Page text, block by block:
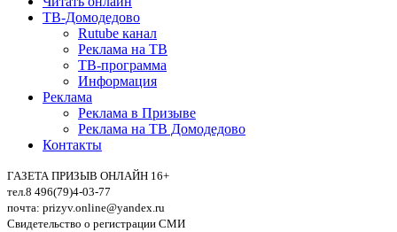
ТВ-Домодедово
Rutube канал
Реклама на ТВ
ТВ-программа
Информация
Реклама
Реклама в Призыве
Реклама на ТВ Домодедово
Контакты
ГАЗЕТА ПРИЗЫВ ОНЛАЙН 16+
тел.8 496(79)4-03-77
почта: prizyv.online@yandex.ru
Свидетельство о регистрации СМИ